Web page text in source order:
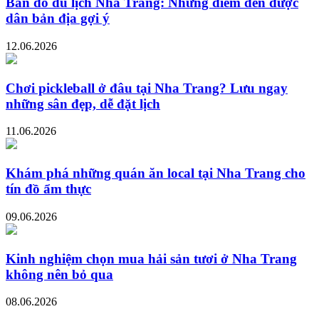
dân bản địa gợi ý
12.06.2026
Chơi pickleball ở đâu tại Nha Trang? Lưu ngay
những sân đẹp, dễ đặt lịch
11.06.2026
Khám phá những quán ăn local tại Nha Trang cho
tín đồ ẩm thực
09.06.2026
Kinh nghiệm chọn mua hải sản tươi ở Nha Trang
không nên bỏ qua
08.06.2026